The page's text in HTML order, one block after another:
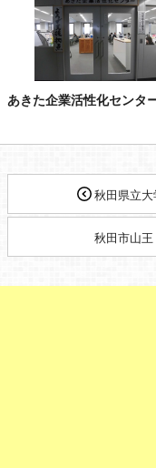
あきた企業活性化センタ
秋田県立
秋田市山